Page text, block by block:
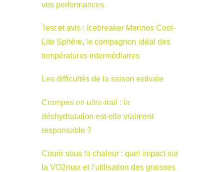
vos performances
Test et avis : Icebreaker Merinos Cool-
Lite Sphère, le compagnon idéal des
températures intermédiaires
Les difficultés de la saison estivale
Crampes en ultra-trail : la
déshydratation est-elle vraiment
responsable ?
Courir sous la chaleur : quel impact sur
la VO2max et l’utilisation des graisses